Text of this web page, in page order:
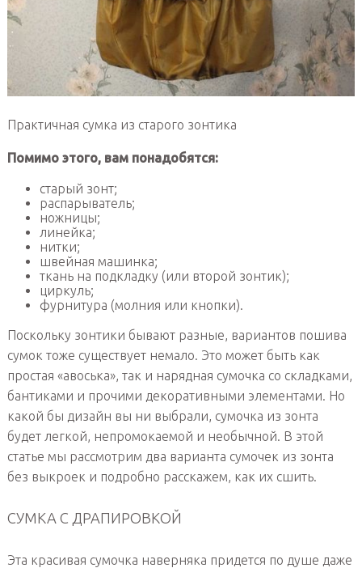
Практичная сумка из старого зонтика
Помимо этого, вам понадобятся:
старый зонт;
распарыватель;
ножницы;
линейка;
нитки;
швейная машинка;
ткань на подкладку (или второй зонтик);
циркуль;
фурнитура (молния или кнопки).
Поскольку зонтики бывают разные, вариантов пошива
сумок тоже существует немало. Это может быть как
простая «авоська», так и нарядная сумочка со складками,
бантиками и прочими декоративными элементами. Но
какой бы дизайн вы ни выбрали, сумочка из зонта
будет легкой, непромокаемой и необычной. В этой
статье мы рассмотрим два варианта сумочек из зонта
без выкроек и подробно расскажем, как их сшить.
СУМКА С ДРАПИРОВКОЙ
Эта красивая сумочка наверняка придется по душе даже